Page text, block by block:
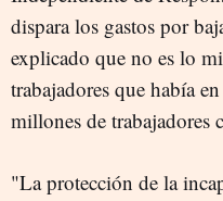
dispara los gastos por
explicado que no es lo
trabajadores que había
millones de trabajadores
"La protección de la